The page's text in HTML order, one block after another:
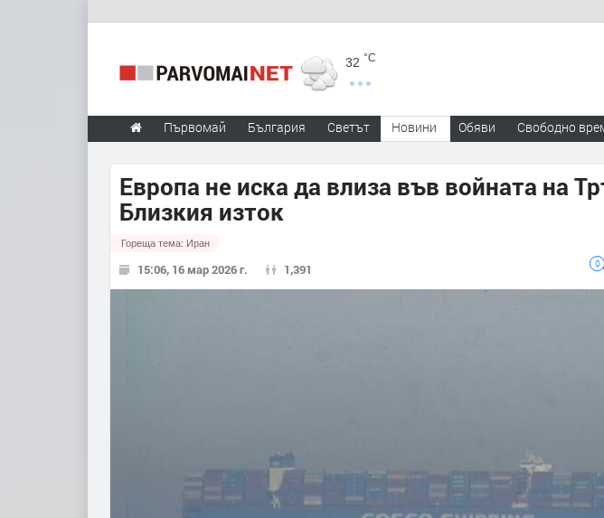
32 °C
Първомай България Светът Новини Обяви Свободно
Европа не иска да влиза във войната на
Близкия изток
Гореща тема: Иран
15:06, 16 мар 2026 г. 1,391 0